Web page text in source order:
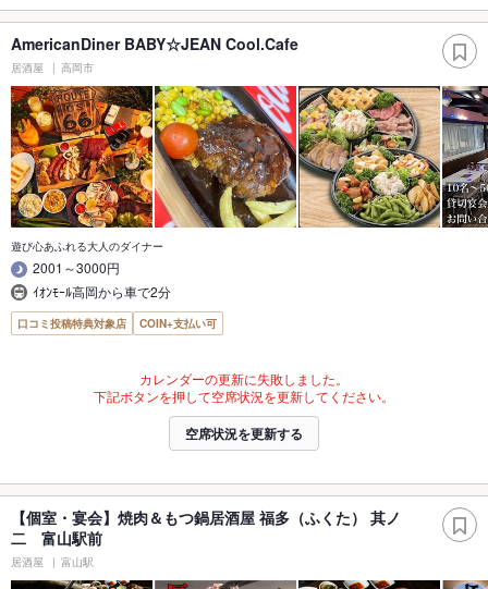
AmericanDiner BABY☆JEAN Cool.Cafe
居酒屋 高岡市
遊び心あふれる大人のダイナー
2001～3000円
ｲｵﾝﾓｰﾙ高岡から車で2分
口コミ投稿特典対象店 COIN+支払い可
カレンダーの更新に失敗しました。
下記ボタンを押して空席状況を更新してください。
空席状況を更新する
【個室・宴会】焼肉＆もつ鍋居酒屋 福多（ふくた） 其ノ
二 富山駅前
居酒屋 富山駅